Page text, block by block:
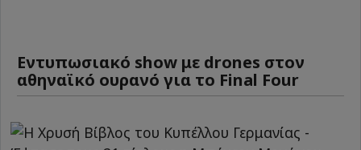
Εντυπωσιακό show με drones στον
αθηναϊκό ουρανό για το Final Four